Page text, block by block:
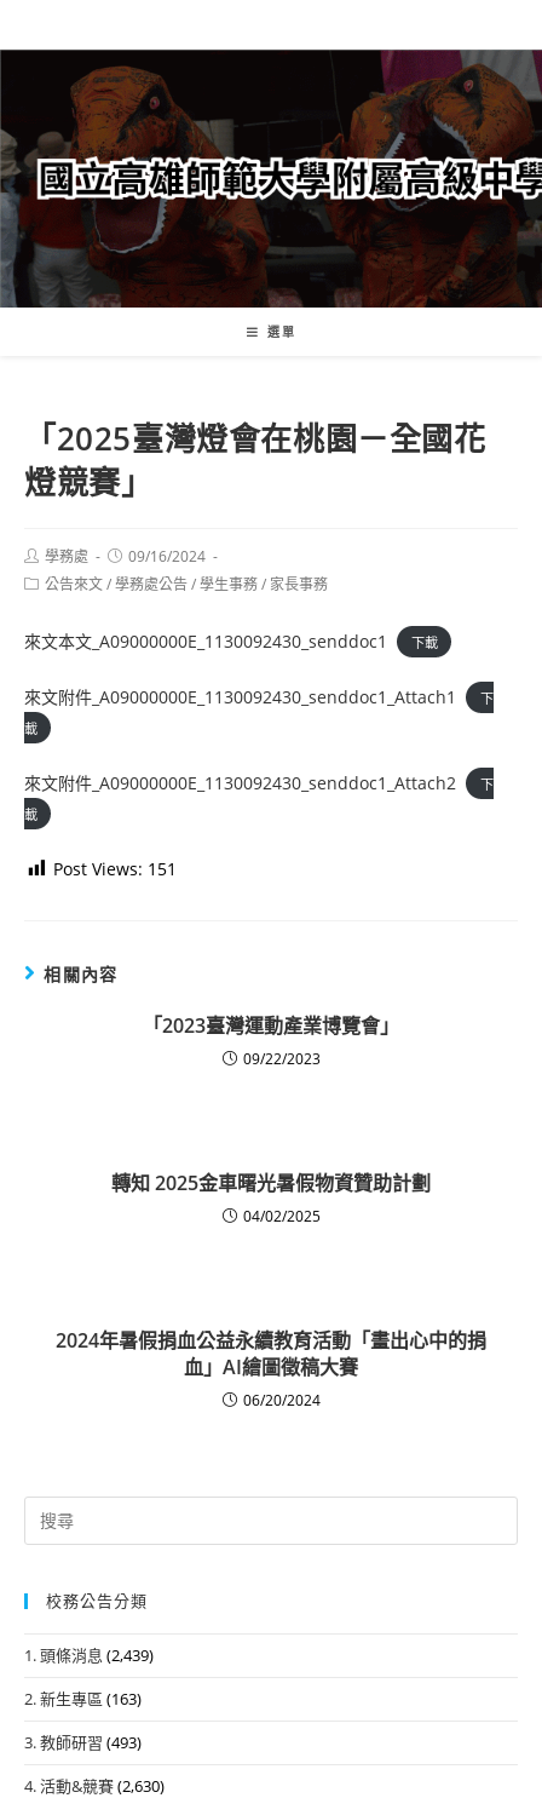
轉
要
內
容
選單
「2025臺灣燈會在桃園－全國花
燈競賽」
Post
author:
學務處
Post
published:
09/16/2024
Post公告來文/學務處公告/學生事務/ 家長事務
來文本文_A09000000E_1130092430_senddoc1 下載
來文附件_A09000000E_1130092430_senddoc1_Attach1
下
載
來文附件_A09000000E_1130092430_senddoc1_Attach2
下
載
Post Views: 151
相關內容
「2023臺灣運動產業博覽會」
09/22/2023
轉知 2025金車曙光暑假物資贊助計劃
04/02/2025
2024年暑假捐血公益永續教育活動「畫出心中的捐
血」AI繪圖徵稿大賽
06/20/2024
Search
for:
校務公告分類
1. 頭條消息 (2,439)
2. 新生專區 (163)
3. 教師研習 (493)
4. 活動&競賽(2,630)